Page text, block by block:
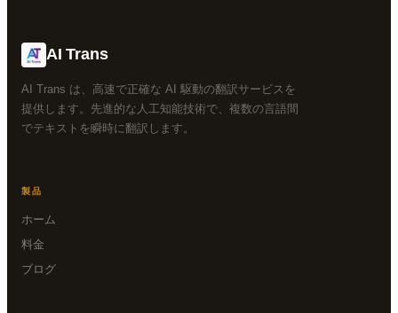
AI Trans
AI Trans は、高速で正確な AI 駆動の翻訳サービスを
提供します。先進的な人工知能技術で、複数の言語間
でテキストを瞬時に翻訳します。
製品
ホーム
料金
ブログ